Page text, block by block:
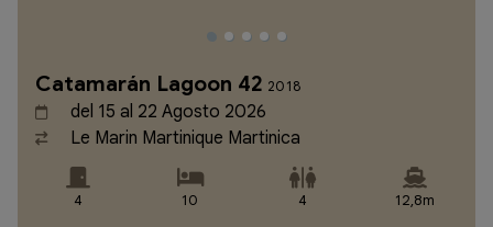
Catamarán Lagoon 42 2018
del 15 al 22 Agosto 2026
Le Marin Martinique Martinica
4 10 4 12,8m